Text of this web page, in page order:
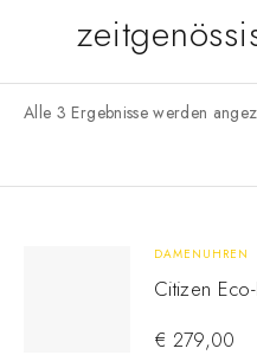
Alle 3 Ergebnisse werden
DAMENUHREN
Citizen
€ 279,00